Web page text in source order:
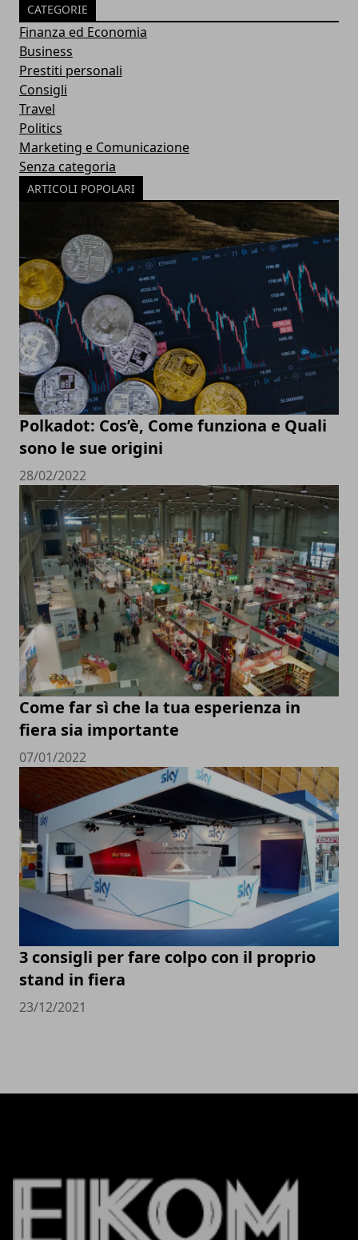
CATEGORIE
Finanza ed Economia
Business
Prestiti personali
Consigli
Travel
Politics
Marketing e Comunicazione
Senza categoria
ARTICOLI POPOLARI
Polkadot: Cos’è, Come funziona e Quali
sono le sue origini
28/02/2022
Come far sì che la tua esperienza in
fiera sia importante
07/01/2022
3 consigli per fare colpo con il proprio
stand in fiera
23/12/2021